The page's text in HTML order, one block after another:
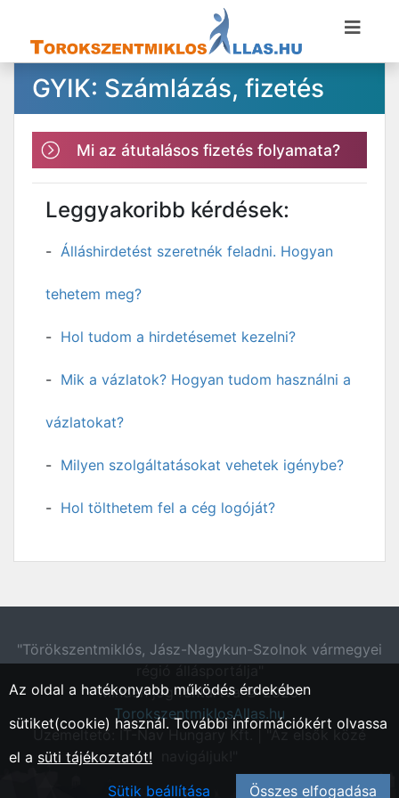
GYIK: Számlázás, fizetés
Mi az átutalásos fizetés folyamata?
Leggyakoribb kérdések:
Álláshirdetést szeretnék feladni. Hogyan
tehetem meg?
Hol tudom a hirdetésemet kezelni?
Mik a vázlatok? Hogyan tudom használni a
vázlatokat?
Milyen szolgáltatásokat vehetek igénybe?
Hol tölthetem fel a cég logóját?
"Törökszentmiklós, Jász-Nagykun-Szolnok vármegyei
Minden jog fentartva © 2026.
TorokszentmiklosAllas.hu
Üzemeltető: IT-Nav Hungary Kft. | "Az elsők közé
Az oldal a hatékonyabb működés érdekében
sütiket(cookie) használ. További információkért olvassa
el a süti tájékoztatót!
Sütik beállítása
Összes elfogadása